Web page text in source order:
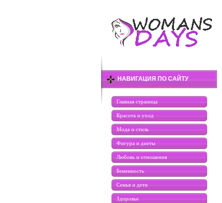
НАВИГАЦИЯ ПО САЙТУ
Главная страница
Красота и уход
Мода и стиль
Фигура и диеты
Любовь и отношения
Беменность
Семья и дети
Здоровье